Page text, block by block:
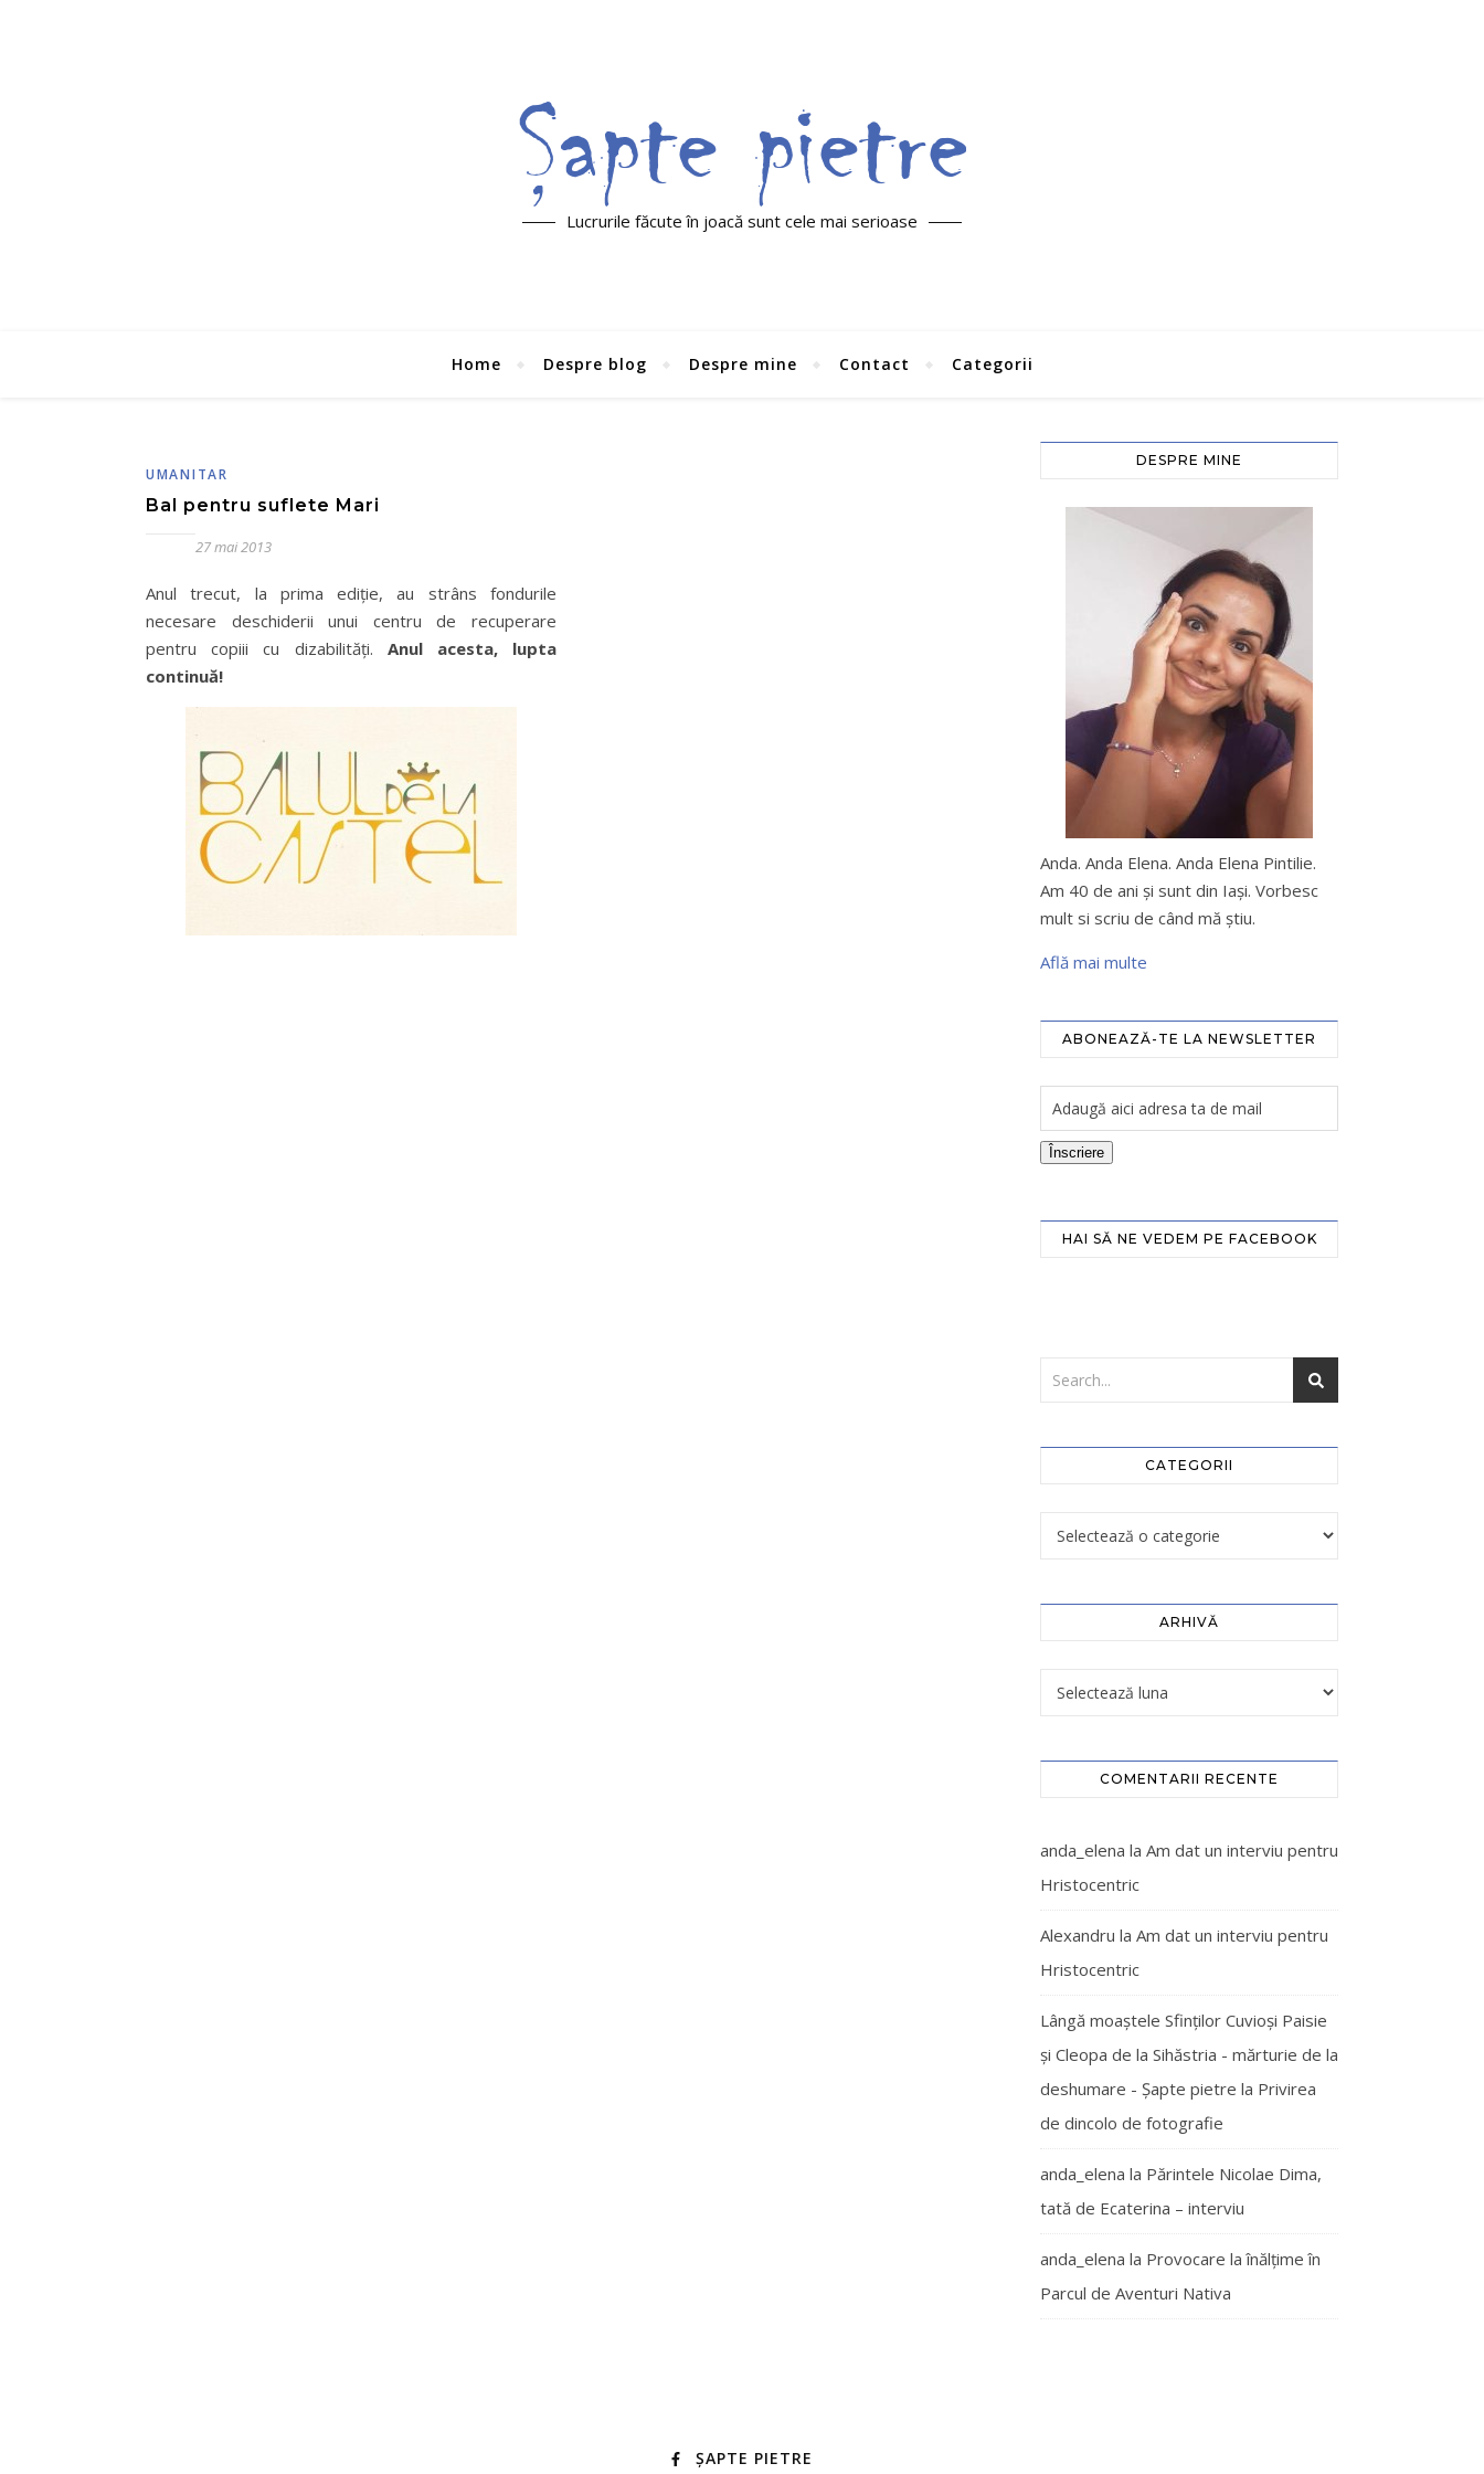
Lucrurile făcute în joacă sunt cele mai serioase
Home Despre blog Despre mine Contact Categorii
UMANITAR
Bal pentru suflete Mari
27 mai 2013
Anul trecut, la prima ediţie, au strâns fondurile
necesare deschiderii unui centru de recuperare
pentru copiii cu dizabilităţi. Anul acesta, lupta
continuă!
DESPRE MINE
Anda. Anda Elena. Anda Elena Pintilie.
Am 40 de ani şi sunt din Iaşi. Vorbesc
mult si scriu de când mă ştiu.
Află mai multe
ABONEAZĂ-TE LA NEWSLETTER
Înscriere
HAI SĂ NE VEDEM PE FACEBOOK
CATEGORII
ARHIVĂ
COMENTARII RECENTE
anda_elena la Am dat un interviu pentru
Hristocentric
Alexandru la Am dat un interviu pentru
Hristocentric
Lângă moaștele Sfinților Cuvioși Paisie
și Cleopa de la Sihăstria - mărturie de la
deshumare - Şapte pietre la Privirea
de dincolo de fotografie
anda_elena la Părintele Nicolae Dima,
tată de Ecaterina – interviu
anda_elena la Provocare la înălțime în
Parcul de Aventuri Nativa
ȘAPTE PIETRE